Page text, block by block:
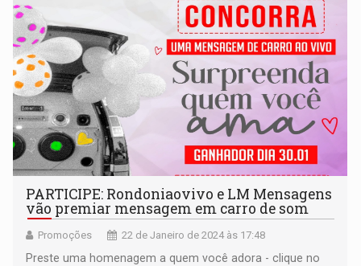
PARTICIPE: Rondoniaovivo e LM Mensagens
vão premiar mensagem em carro de som
Promoções 22 de Janeiro de 2024 às 17:48
Preste uma homenagem a quem você adora - clique no